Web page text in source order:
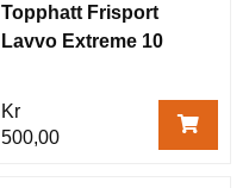
Topphatt Frisport
Lavvo Extreme 10
Kr
500,00